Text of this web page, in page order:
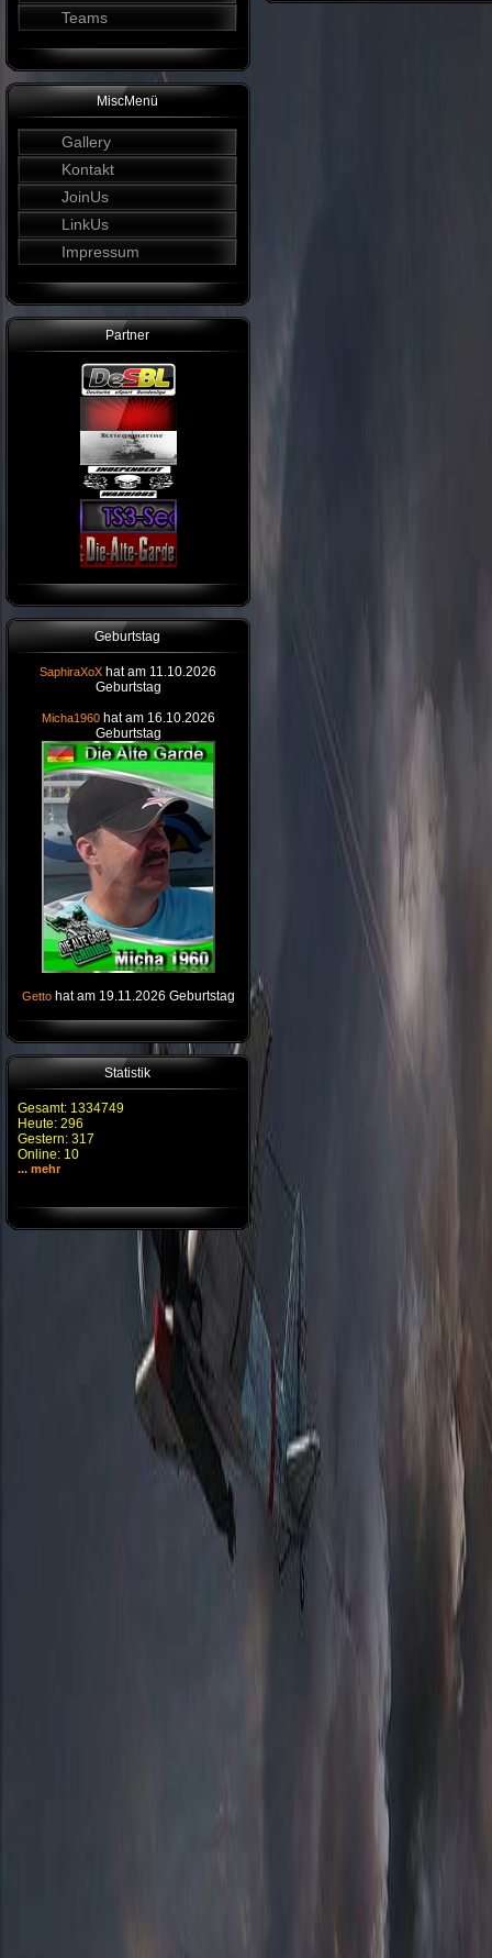
Teams
MiscMenü
Gallery
Kontakt
JoinUs
LinkUs
Impressum
Partner
Geburtstag
SaphiraXoX hat am 11.10.2026
Geburtstag
Micha1960 hat am 16.10.2026
Geburtstag
Getto hat am 19.11.2026 Geburtstag
Statistik
Gesamt: 1334749
Heute: 296
Gestern: 317
Online: 10
... mehr